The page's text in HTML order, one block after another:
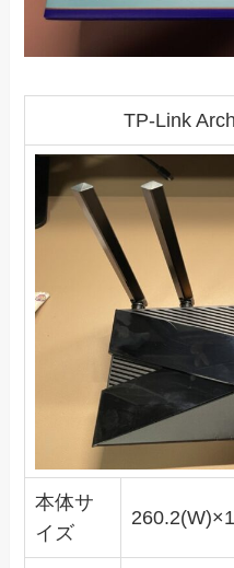
TP-Link
本体サ
イズ